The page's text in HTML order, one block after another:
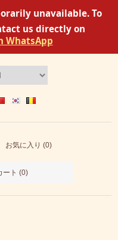
unavailable. To
us directly on
WhatsApp
お気に入り (0)
ート (0)